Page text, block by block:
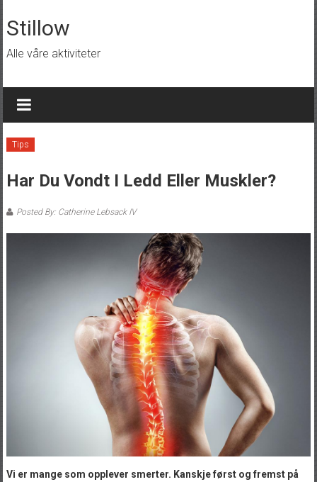
to
content
Stillow
Alle våre aktiviteter
Tips
Har Du Vondt I Ledd Eller Muskler?
Posted By: Catherine Lebsack IV
Vi er mange som opplever smerter. Kanskje først og fremst på